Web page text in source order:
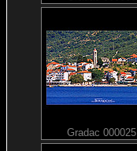
Gradac 000025